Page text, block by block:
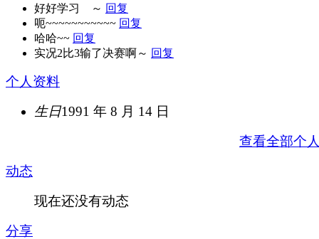
好好学习 ～ 回复
呃~~~~~~~~~~~ 回复
哈哈~~ 回复
实况2比3输了决赛啊～ 回复
个人资料
生日1991 年 8 月 14 日
查看全部个
动态
现在还没有动态
分享